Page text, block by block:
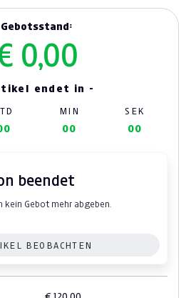
Gebotsstand:
0,00
endet in -
MIN SEK
00 00
beendet
kein Gebot mehr abgeben.
BEOBACHTEN